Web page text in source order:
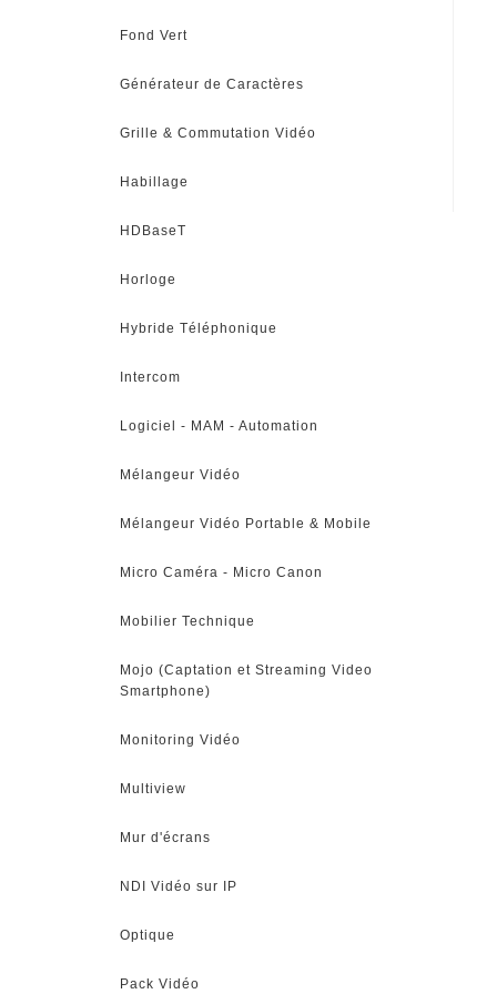
Fond Vert
Générateur de Caractères
Grille & Commutation Vidéo
Habillage
HDBaseT
Horloge
Hybride Téléphonique
Intercom
Logiciel - MAM - Automation
Mélangeur Vidéo
Mélangeur Vidéo Portable & Mobile
Micro Caméra - Micro Canon
Mobilier Technique
Mojo (Captation et Streaming Video
Smartphone)
Monitoring Vidéo
Multiview
Mur d'écrans
NDI Vidéo sur IP
Optique
Pack Vidéo